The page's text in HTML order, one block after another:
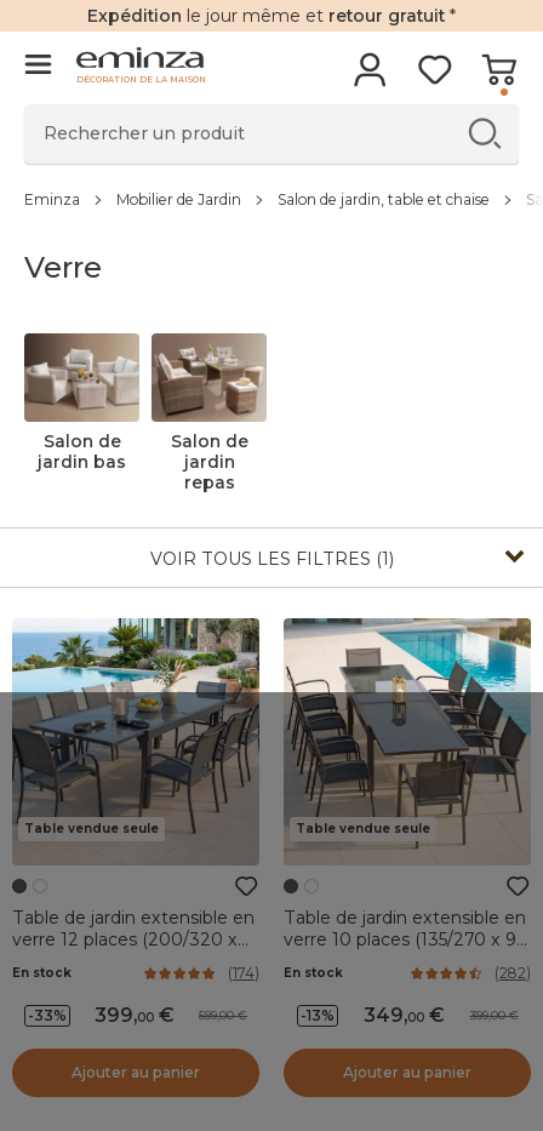
Expédition le jour même et retour gratuit *
DÉCORATION DE LA MAISON
Eminza Mobilier de Jardin Salon de jardin, table et chaise
Verre
Salon de
jardin bas
Salon de
jardin
repas
VOIR TOUS LES FILTRES (1)
Table vendue seule
Table de jardin extensible en
verre 12 places (200/320 x
anthracite
En stock (174)
-33% 399,00 599,00
Ajouter au panier
Table vendue seule
Table de jardin extensible en
verre 10 places (135/270 x 90
cm) Murano Gris anthracite
En stock (282)
-13% 349,00 399,00
Ajouter au panier